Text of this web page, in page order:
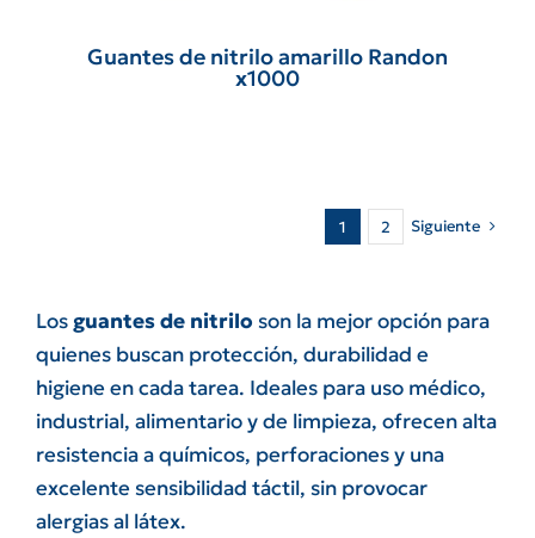
Guantes de nitrilo amarillo Randon
x1000
1 2 Siguiente
Losguantes de nitrilo son la mejor opción para
quienes buscan protección, durabilidad e
higiene en cada tarea. Ideales para uso médico,
industrial, alimentario y de limpieza, ofrecen alta
resistencia a químicos, perforaciones y una
excelente sensibilidad táctil, sin provocar
alergias al látex.